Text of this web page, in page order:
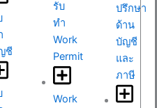
ชี
รับ
ทำ
Work
Permit
Work
ปรึกษา
ด้าน
บัญชี
และ
ภาษี